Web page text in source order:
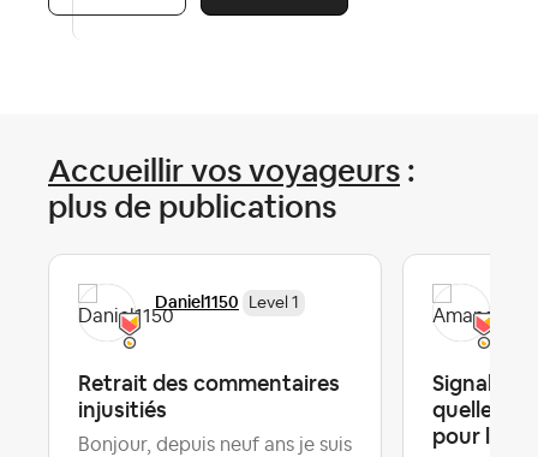
Accueillir vos voyageurs :
plus de publications
Daniel1150 Level 1
Retrait des commentaires
injusitiés
Bonjour, depuis neuf ans je suis
Signaler
quelles
pour